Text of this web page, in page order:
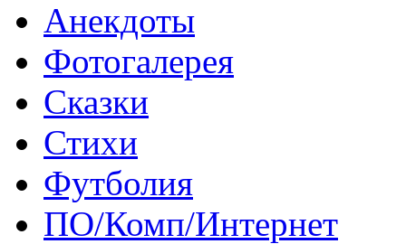
Анекдоты
Фотогалерея
Сказки
Стихи
Футболия
ПО/Комп/Интернет